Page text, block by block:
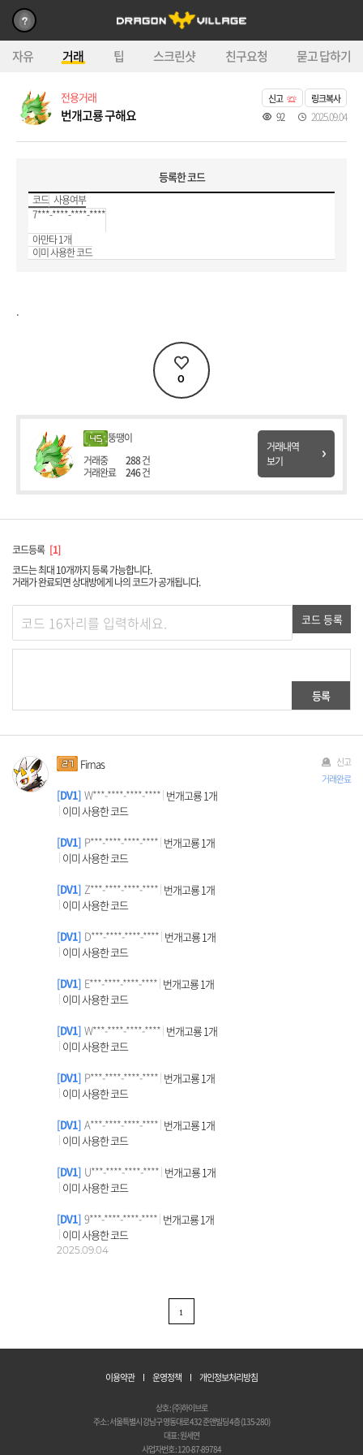
자유 거래 팁 스크린샷 친구요청 묻고 답하기
전용거래
번개고룡 구해요
신고 링크복사
92 2025.09.04
등록한 코드
코드 사용여부
7***-****-****-****
아만타 1개
이미 사용한 코드
.
0
뚱͏땡͏이͏
거래중
288건
거래완료
246건
거래내역
보기
코드등록 1
코드는 최대 10개까지 등록 가능합니다.
거래가 완료되면 상대방에게 나의 코드가 공개됩니다.
코드 등록
등록
Firnas
DV1 W***-****-****-**** 번개고룡 1개
이미 사용한 코드
DV1 P***-****-****-**** 번개고룡 1개
이미 사용한 코드
DV1 Z***-****-****-**** 번개고룡 1개
이미 사용한 코드
DV1 D***-****-****-**** 번개고룡 1개
이미 사용한 코드
DV1 E***-****-****-**** 번개고룡 1개
이미 사용한 코드
DV1 W***-****-****-**** 번개고룡 1개
이미 사용한 코드
DV1 P***-****-****-**** 번개고룡 1개
이미 사용한 코드
DV1 A***-****-****-**** 번개고룡 1개
이미 사용한 코드
DV1 U***-****-****-**** 번개고룡 1개
이미 사용한 코드
DV1 9***-****-****-**** 번개고룡 1개
이미 사용한 코드
2025.09.04
거래완료
신고
1
이용약관 운영정책 개인정보처리방침
상호 : (주)하이브로
주소 : 서울특별시 강남구 영동대로 432 준앤빌딩 4층 (135-280)
대표 : 원세연
사업자번호 : 120-87-89784